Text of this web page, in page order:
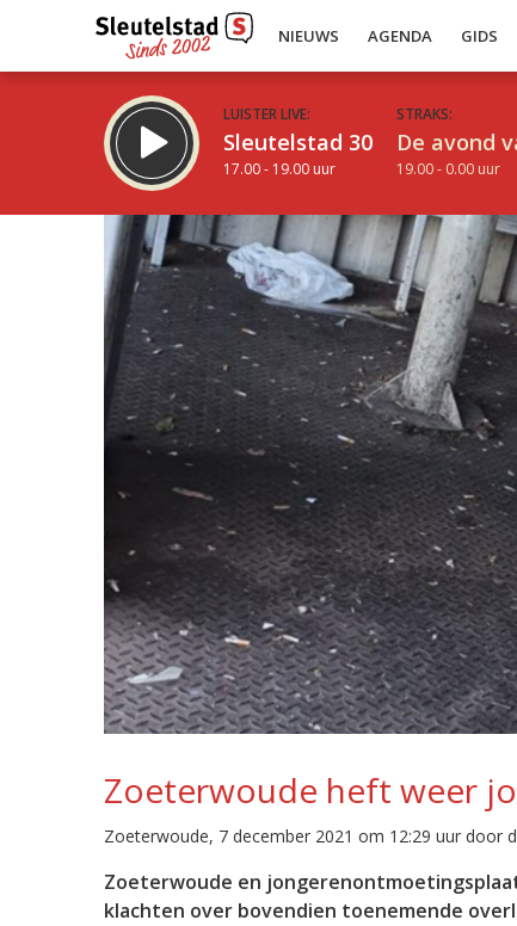
NIEUWS AGENDA GIDS
LUISTER LIVE:
Sleutelstad 30
17.00 - 19.00 uur
STRAKS:
De avond
19.00 - 0.00 uur
Inklappen
Zoeterwoude heft weer
Zoeterwoude, 7 december 2021 om 12:29 uur door
Zoeterwoude en
klachten over bovendien toenemende